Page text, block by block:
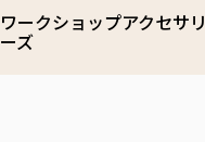
ワークショップアクセサリ
ーズ